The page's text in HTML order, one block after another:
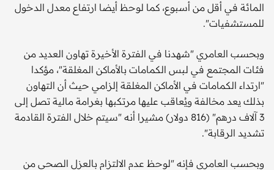
المائة في أقل من أسبوع، كما لوحظ أيضا ارتفاع معدل الدخول
للمستشفيات".
وبحسب العامري "شهدنا في الفترة الأخيرة تهاون العديد من
فئات المجتمع في لبس الكمامات بالأماكن المغلقة"، مؤكدا
"ارتداء الكمامات في الأماكن المغلقة إلزامي حيث أن التهاون
بذلك يعد مخالفة ويُعاقب عليها مرتكبها بغرامة مالية تصل إلى
3 آلاف درهم" (816 دولار) مشيرا أنه "سيتم خلال الفترة القادمة
تشديد الرقابة".
وبحسب العامري فإنه "لوحظ عدم الالتزام بالعزل الصحي من